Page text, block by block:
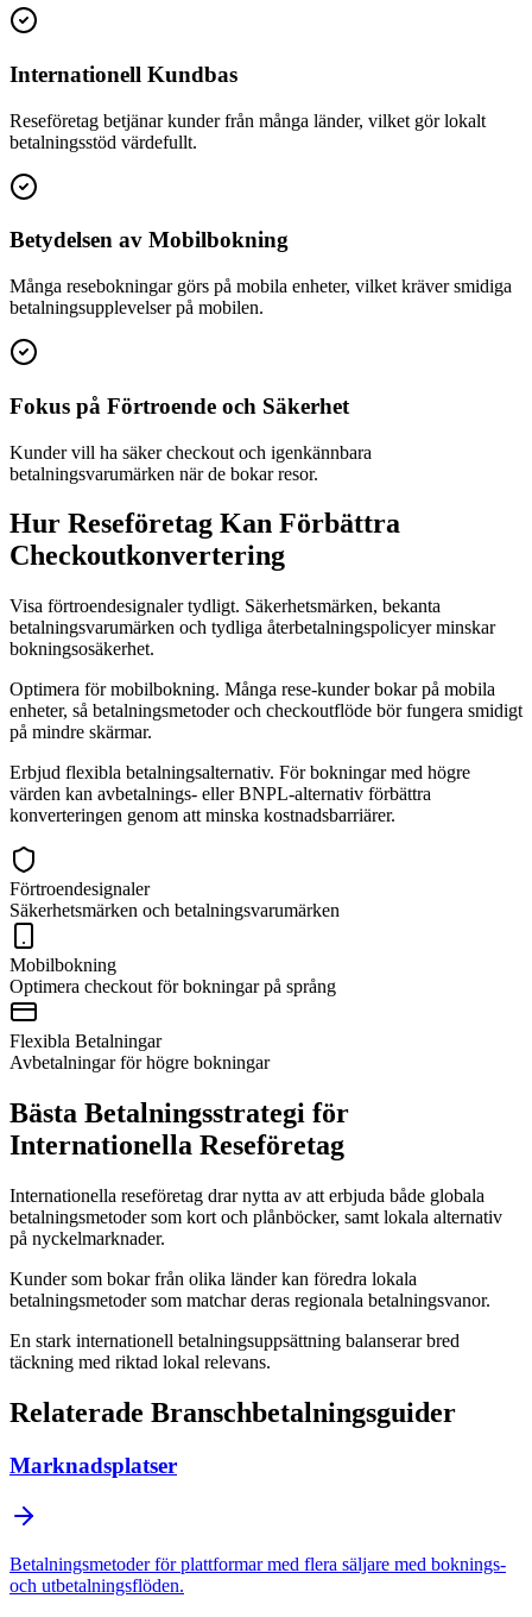
Internationell Kundbas
Reseföretag betjänar kunder från många länder, vilket gör lokalt
betalningsstöd värdefullt.
Betydelsen av Mobilbokning
Många resebokningar görs på mobila enheter, vilket kräver smidiga
betalningsupplevelser på mobilen.
Fokus på Förtroende och Säkerhet
Kunder vill ha säker checkout och igenkännbara
betalningsvarumärken när de bokar resor.
Hur Reseföretag Kan Förbättra
Checkoutkonvertering
Visa förtroendesignaler tydligt. Säkerhetsmärken, bekanta
betalningsvarumärken och tydliga återbetalningspolicyer minskar
bokningsosäkerhet.
Optimera för mobilbokning. Många rese-kunder bokar på mobila
enheter, så betalningsmetoder och checkoutflöde bör fungera smidigt
på mindre skärmar.
Erbjud flexibla betalningsalternativ. För bokningar med högre
värden kan avbetalnings- eller BNPL-alternativ förbättra
konverteringen genom att minska kostnadsbarriärer.
Förtroendesignaler
Säkerhetsmärken och betalningsvarumärken
Mobilbokning
Optimera checkout för bokningar på språng
Flexibla Betalningar
Avbetalningar för högre bokningar
Bästa Betalningsstrategi för
Internationella Reseföretag
Internationella reseföretag drar nytta av att erbjuda både globala
betalningsmetoder som kort och plånböcker, samt lokala alternativ
på nyckelmarknader.
Kunder som bokar från olika länder kan föredra lokala
betalningsmetoder som matchar deras regionala betalningsvanor.
En stark internationell betalningsuppsättning balanserar bred
täckning med riktad lokal relevans.
Relaterade Branschbetalningsguider
Marknadsplatser
Betalningsmetoder för plattformar med flera säljare med boknings-
och utbetalningsflöden.